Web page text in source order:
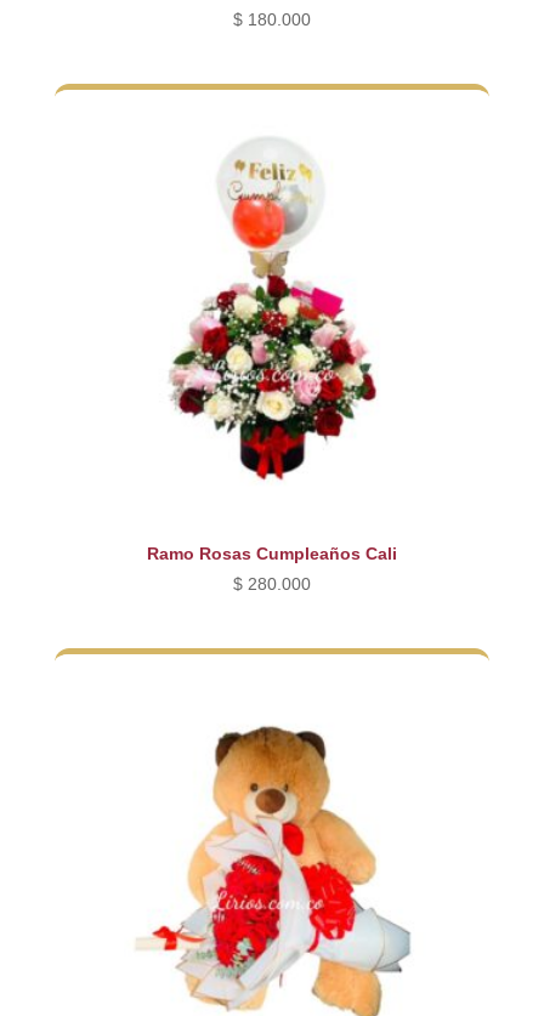
$180.000
Ramo Rosas Cumpleaños Cali
$280.000